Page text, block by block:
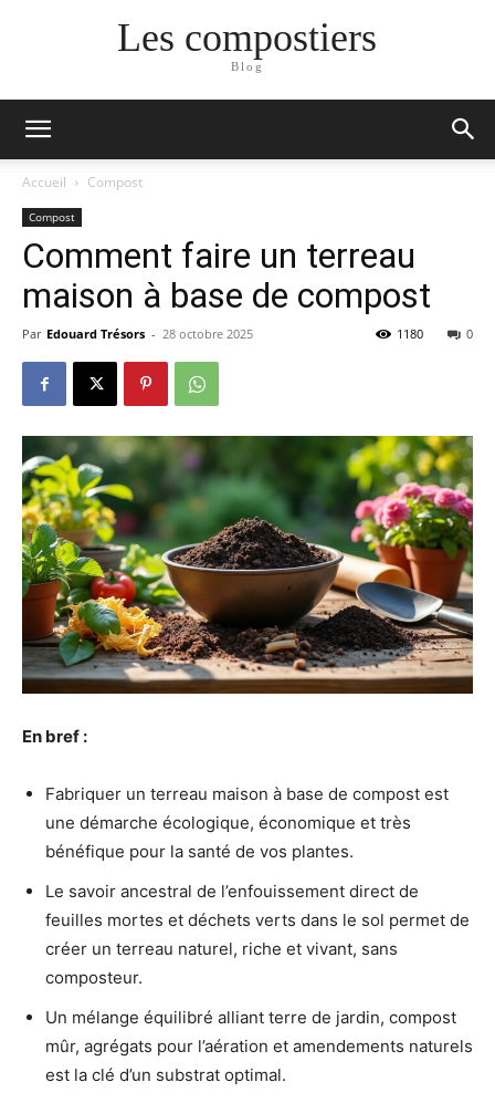
Les compostiers
Blog
Accueil Compost
Compost
Comment faire un terreau
maison à base de compost
Par Edouard Trésors - 28 octobre 2025 0
1180
En bref :
Fabriquer un terreau maison à base de compost est
une démarche écologique, économique et très
bénéfique pour la santé de vos plantes.
Le savoir ancestral de l’enfouissement direct de
feuilles mortes et déchets verts dans le sol permet de
créer un terreau naturel, riche et vivant, sans
composteur.
Un mélange équilibré alliant terre de jardin, compost
mûr, agrégats pour l’aération et amendements naturels
est la clé d’un substrat optimal.